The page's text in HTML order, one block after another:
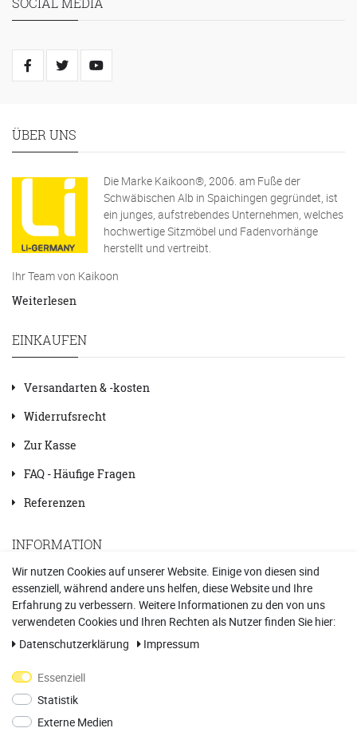
ÜBER UNS
Die Marke Kaikoon®, 2006. am Fuße der
Schwäbischen Alb in Spaichingen gegründet, ist
ein junges, aufstrebendes Unternehmen, welches
hochwertige Sitzmöbel und Fadenvorhänge
herstellt und vertreibt.
Ihr Team von Kaikoon
Weiterlesen
EINKAUFEN
Versandarten & -kosten
Widerrufsrecht
Zur Kasse
FAQ - Häufige Fragen
Referenzen
INFORMATION
Kontakt
Datenschutzerklärung
Impressum
AGB
Vertrag widerrufen
Wir nutzen Cookies auf unserer Website. Einige von diesen sind
essenziell, während andere uns helfen, diese Website und Ihre
Erfahrung zu verbessern. Weitere Informationen zu den von uns
verwendeten Cookies und Ihren Rechten als Nutzer finden Sie hier:
Daten­schutz­erklärung
Impressum
Essenziell
Statistik
Externe Medien